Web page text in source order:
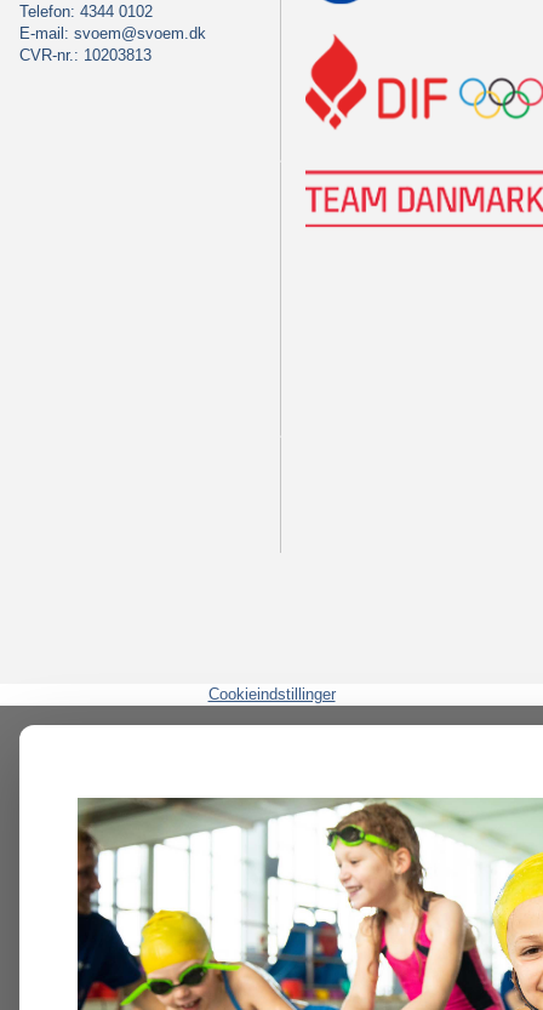
Telefon: 4344 0102
E-mail: svoem@svoem.dk
CVR-nr.: 10203813
Cookieindstillinger